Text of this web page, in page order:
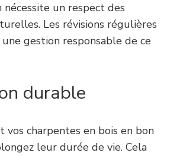
un respect des
Les révisions régulières
gestion responsable de ce
durable
vos charpentes en bois en bon
leur durée de vie. Cela